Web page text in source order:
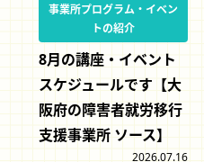
事業所プログラム・イベン
トの紹介
8月の講座・イベント
スケジュールです【大
阪府の障害者就労移行
支援事業所 ソース】
2026.07.16